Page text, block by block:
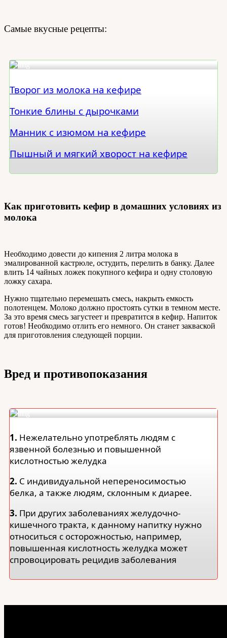
Самые вкусные рецепты:
Творог из молока на кефире
Тонкие блины с дырочками
Манник с изюмом на кефире
Пышный и мягкий хворост на кефире
Как приготовить кефир в домашних условиях из
молока
Необходимо довести до кипения 2 литра молока в
эмалированной кастрюле, остудить, перелить в банку. Далее
влить 14 чайных ложек покупного кефира и одну столовую
ложку сахара.
Нужно тщательно перемешать смесь, накрыть емкость
полотенцем. Молоко должно простоять сутки в темном месте.
За это время смесь загустеет и превратится в кефир. Напиток
готов! Необходимо отлить его немного. Он станет закваской
для приготовления следующей порции.
Вред и противопоказания
1. Нежелательно употреблять людям с
язвенной болезнью и повышенной
кислотностью желудка
2. С индивидуальной непереносимостью
белка, а также людям, склонным к диарее.
3. При других заболеваниях желудочно-
кишечного тракта, к данному напитку нужно
относиться с осторожностью, например,
повышенная кислотность желудка может
спровоцировать рецидив заболевания